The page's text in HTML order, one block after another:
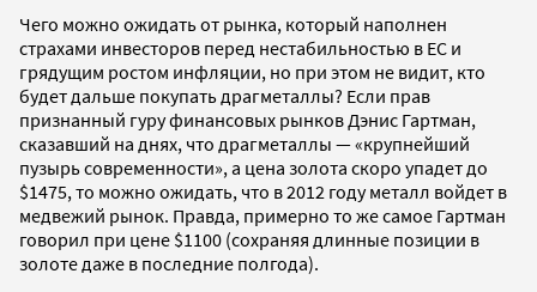
Чего можно ожидать от рынка, который наполнен
страхами инвесторов перед нестабильностью в ЕС и
грядущим ростом инфляции, но при этом не видит, кто
будет дальше покупать драгметаллы? Если прав
признанный гуру финансовых рынков Дэнис Гартман,
сказавший на днях, что драгметаллы — «крупнейший
пузырь современности», а цена золота скоро упадет до
$1475, то можно ожидать, что в 2012 году металл войдет в
медвежий рынок. Правда, примерно то же самое Гартман
говорил при цене $1100 (сохраняя длинные позиции в
золоте даже в последние полгода).